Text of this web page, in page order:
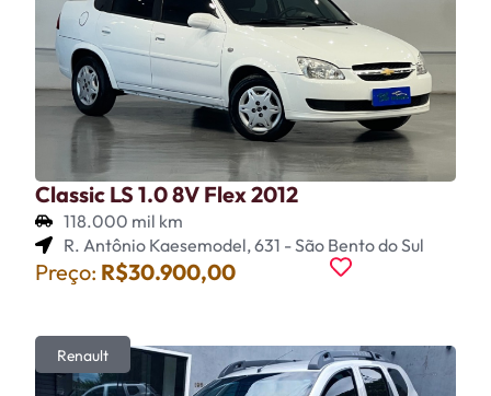
Classic LS 1.0 8V Flex 2012
118.000 mil km
R. Antônio Kaesemodel, 631 - São Bento do Sul
Preço: R$30.900,00
Renault